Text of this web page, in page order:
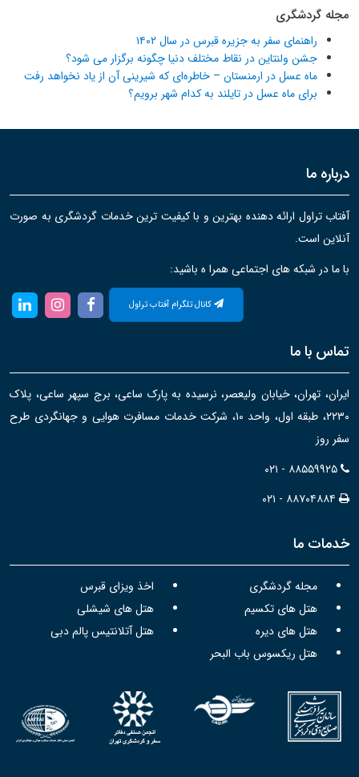
مجله گردشگری
راهنمای سفر به جزیره قبرس در سال ۱۴۰۲
جشن ولنتاین در نقاط مختلف دنیا چگونه برگزار می شود؟
ماه عسل در ارمنستان – خاطره‌ای که شیرینی آن از یاد نخواهد رفت
برای ماه عسل در تایلند به کدام شهر برویم؟
درباره ما
آفتاب تراول ارائه دهنده بهترین و با کیفیت ترین خدمات گردشگری به صورت
آنلاین است.
با ما در شبکه های اجتماعی همرا ه باشید:
کانال تلگرام آفتاب تراول
تماس با ما
ایران، تهران، خیابان ولیعصر، نرسیده به پارک ساعی، برج سپهر ساعی، پلاک
۲۲۳۰، طبقه اول، واحد ۱۰، شرکت خدمات مسافرت هوایی و جهانگردی طرح
سفر روز
۰۲۱ - ۸۸۵۵۹۹۲۵
۰۲۱ - ۸۸۷۰۴۸۸۴
خدمات ما
مجله گردشگری
اخذ ویزای قبرس
هتل های تکسیم
هتل های شیشلی
هتل های دیره
هتل آتلانتیس پالم دبی
هتل ریکسوس باب البحر